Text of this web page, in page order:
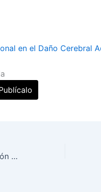
en el Daño Cerebral
Mapa de mercadeo, planeación estratégica de la empresa que trae muchos beneficios (video)